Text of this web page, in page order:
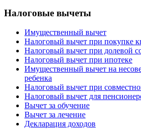
Налоговые вычеты
Имущественный вычет
Налоговый вычет при покупке
Налоговый вычет при долевой
Налоговый вычет при ипотеке
Имущественный вычет на
ребенка
Налоговый вычет при
Налоговый вычет для
Вычет за обучение
Вычет за лечение
Декларация доходов